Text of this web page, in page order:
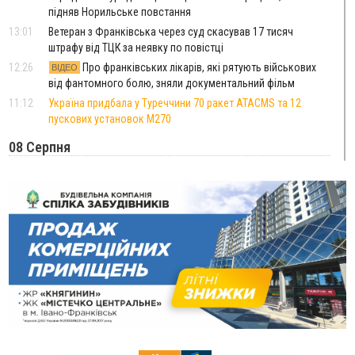
підняв Норильське повстання
13:01
Ветеран з Франківська через суд скасував 17 тисяч
штрафу від ТЦК за неявку по повістці
12:26
ВІДЕО
Про франківських лікарів, які рятують військових
від фантомного болю, зняли документальний фільм
11:12
Україна придбала у Туреччини 70 ракет ATACMS та 12
пускових установок M270
08 Серпня
16:25
До +30°C і майже без опадів: синоптики розповіли про
погоду на Прикарпатті у найближчі дні
15:18
У Франківську мотоцикліст врізався в інший двоколісник,
збив жінку й утік: його розшукали та затримали
15:08
Частина школярів не матимуть фізичних підручників на 1
вересня через російські обстріли — МОН
14:43
На Рогатинщині рештки тварин спалювали просто в полі:
поліція розслідує отруєння земель